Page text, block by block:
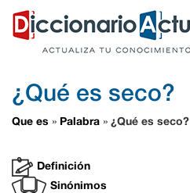
¿Qué es seco?
Que es » Palabra » ¿Qué es seco?
Definición
Sinónimos